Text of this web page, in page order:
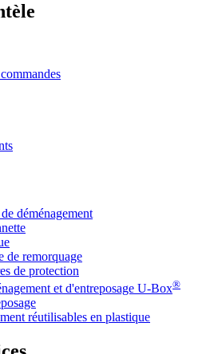
déménagement
de remorquage
de protection
et d'entreposage U-Box®
réutilisables en plastique